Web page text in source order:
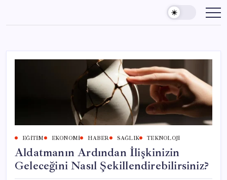
content
EĞITIM EKONOMI HABER SAĞLIK TEKNOLOJI
Aldatmanın Ardından İlişkinizin
Geleceğini Nasıl Şekillendirebilirsiniz?